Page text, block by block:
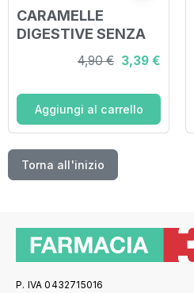
CARAMELLE
DIGESTIVE SENZA
ZUCCHERO NUOVA
FORMULAZIONE 60
4,90 € 3,39 €
Aggiungi al carrello
Torna all'inizio
P. IVA 0432715016